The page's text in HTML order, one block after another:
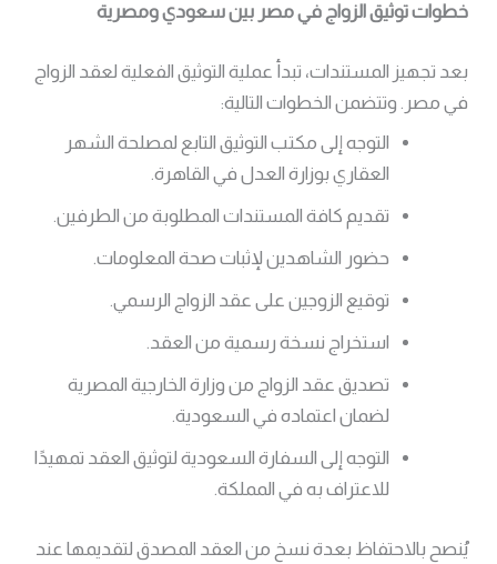
خطوات توثيق الزواج في مصر بين سعودي ومصرية
بعد تجهيز المستندات، تبدأ عملية التوثيق الفعلية لعقد الزواج
في مصر. وتتضمن الخطوات التالية:
التوجه إلى مكتب التوثيق التابع لمصلحة الشهر
العقاري بوزارة العدل في القاهرة.
تقديم كافة المستندات المطلوبة من الطرفين.
حضور الشاهدين لإثبات صحة المعلومات.
توقيع الزوجين على عقد الزواج الرسمي.
استخراج نسخة رسمية من العقد.
تصديق عقد الزواج من وزارة الخارجية المصرية
لضمان اعتماده في السعودية.
التوجه إلى السفارة السعودية لتوثيق العقد تمهيدًا
للاعتراف به في المملكة.
يُنصح بالاحتفاظ بعدة نسخ من العقد المصدق لتقديمها عند